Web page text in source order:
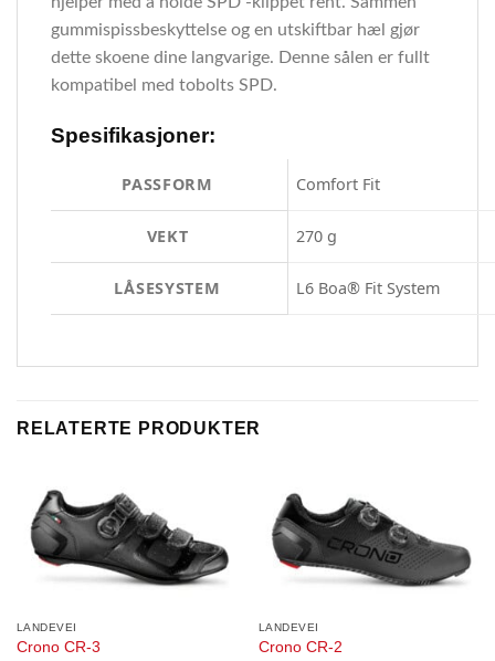
gummispissbeskyttelse og en utskiftbar hæl gjør
dette skoene dine langvarige. Denne sålen er fullt
kompatibel med tobolts SPD.
Spesifikasjoner:
PASSFORM Comfort Fit
VEKT 270 g
LÅSESYSTEM L6 Boa® Fit System
RELATERTE PRODUKTER
LANDEVEI
Crono CR-3
LANDEVEI
Crono CR-2